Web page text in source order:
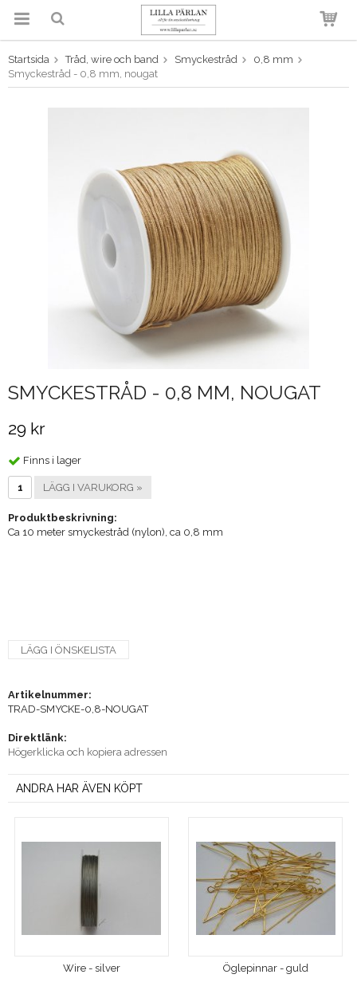
Produkten har blivit tillagd i
varukorgen
Startsida Tråd, wire och band Smyckestråd
0,8 mm
Smyckestråd - 0,8 mm, nougat
SMYCKESTRÅD - 0,8 MM, NOUGAT
29 kr
Finns i lager
LÄGG I VARUKORG »
Produktbeskrivning:
Ca 10 meter smyckestråd (nylon), ca 0,8 mm
LÄGG I ÖNSKELISTA
Artikelnummer:
TRAD-SMYCKE-0,8-NOUGAT
Direktlänk:
Högerklicka och kopiera adressen
ANDRA HAR ÄVEN KÖPT
Wire - silver Öglepinnar - guld